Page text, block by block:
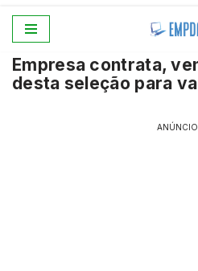
para
o
Empresa contrata,
desta seleção para